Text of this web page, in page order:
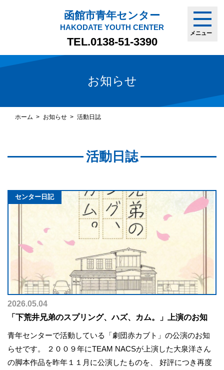
函館市青年センター
HAKODATE YOUTH CENTER
TEL.0138-51-3390
メニュー
お知らせ
ホーム お知らせ 活動日誌
活動日誌
センター日記
2026.05.04
「下荒井兄弟のスプリング、ハズ、カム。」上演のお知
青年センターで活動している「劇団赤カブト」の公演のお知
らせです。 ２００９年にTEAM NACSが上演した大泉洋さん
の脚本作品を昨年１１月に公演したものを、 好評につき再度